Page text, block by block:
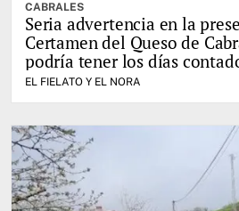
CABRALES
Seria advertencia en la
Certamen del Queso de
podría tener los días
EL FIELATO Y EL NORA